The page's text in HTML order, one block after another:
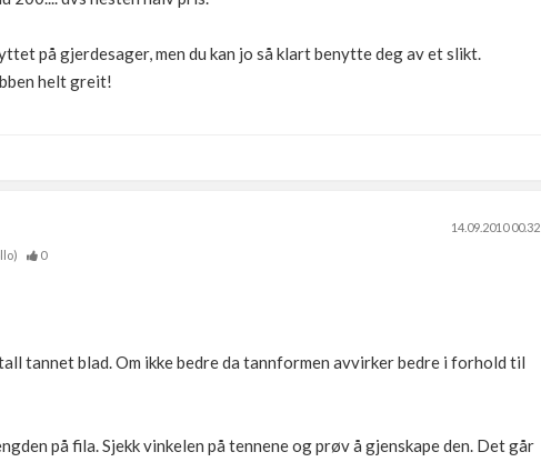
på gjerdesager, men du kan jo så klart benytte deg av et slikt.
helt greit!
14.09.2010 00.32
0
tannet blad. Om ikke bedre da tannformen avvirker bedre i forhold til
på fila. Sjekk vinkelen på tennene og prøv å gjenskape den. Det går